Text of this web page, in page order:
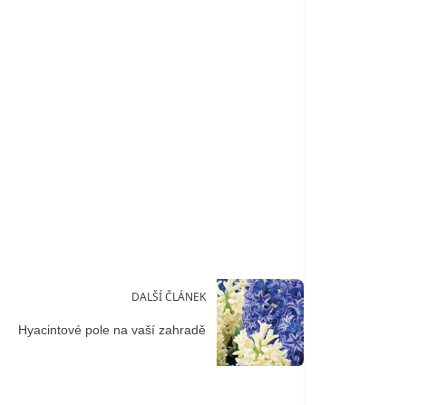
DALŠÍ ČLÁNEK
Hyacintové pole na vaší zahradě